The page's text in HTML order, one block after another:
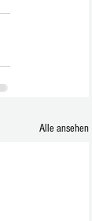
Alle ansehen